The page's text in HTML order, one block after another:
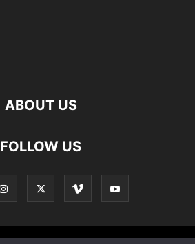
ABOUT US
FOLLOW US